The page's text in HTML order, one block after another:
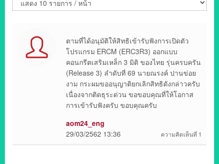
ตามที่ได้อนุมัติให้สิทธิเข้ารับฟังการเปิดตัว
โปรแกรม ERCM (ERC3R3) ออกแบบ
คอนกรีตเสริมเหล็ก 3 มิติ ของไทย รุ่นครบครัน
(Release 3) ลำดับที่ 69 นายณรงค์ ปานข่อย
งาม กระผมขออนุญาติยกเลิกสิทธิดังกล่าวครับ
เนื่องจากติดธุระด่วน ขอขอบคุณที่ให้โอกาส
การเข้ารับฟังครับ ขอบคุณครับ
aom24_eng
ความคิดเห็นที่ 1
29/03/2562 13:36